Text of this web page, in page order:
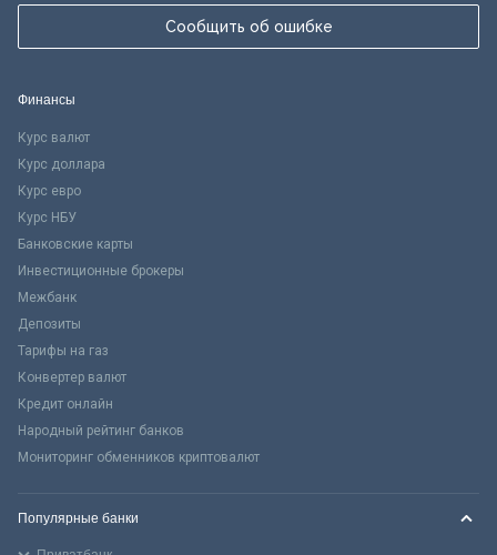
Сообщить об ошибке
Финансы
Курс валют
Курс доллара
Курс евро
Курс НБУ
Банковские карты
Инвестиционные брокеры
Межбанк
Депозиты
Тарифы на газ
Конвертер валют
Кредит онлайн
Народный рейтинг банков
Мониторинг обменников криптовалют
Популярные банки